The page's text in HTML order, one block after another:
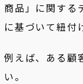
商品」に関する
に基づいて紐付
例えば、ある顧
い。